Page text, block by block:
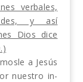
verbales,
y así
Dios dice
a Jesús
nuestro in­